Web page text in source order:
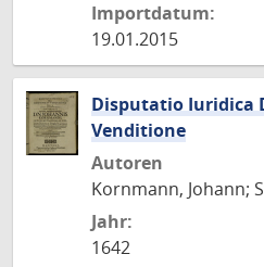
Importdatum:
19.01.2015
Disputatio Iuridica
Venditione
Autoren
Kornmann, Johann;
Jahr:
1642